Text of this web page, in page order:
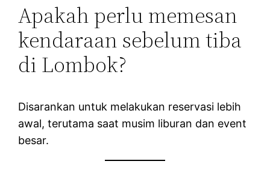
Apakah perlu memesan
kendaraan sebelum tiba
di Lombok?
Disarankan untuk melakukan reservasi lebih
awal, terutama saat musim liburan dan event
besar.